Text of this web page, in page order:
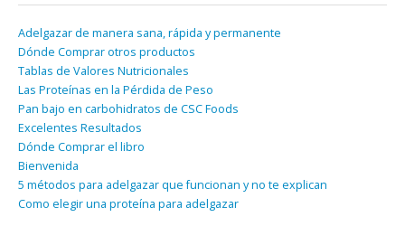
Adelgazar de manera sana, rápida y permanente
Dónde Comprar otros productos
Tablas de Valores Nutricionales
Las Proteínas en la Pérdida de Peso
Pan bajo en carbohidratos de CSC Foods
Excelentes Resultados
Dónde Comprar el libro
Bienvenida
5 métodos para adelgazar que funcionan y no te explican
Como elegir una proteína para adelgazar